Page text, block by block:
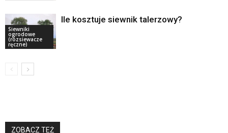
Siewniki
ogrodowe
(rozsiewacze
ręczne)
Ile kosztuje siewnik talerzowy?
ZOBACZ TEŻ